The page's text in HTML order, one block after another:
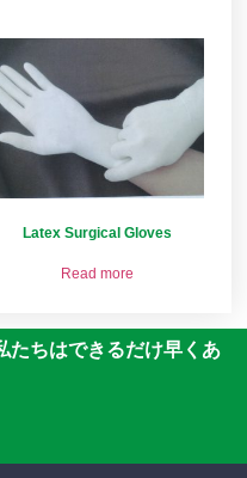
Latex Surgical Gloves
Read more
たちはできるだけ早くあ